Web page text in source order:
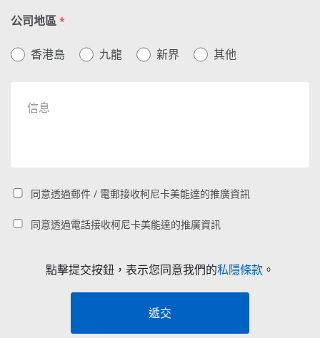
公司地區 *
香港島 九龍 新界 其他
同意透過郵件 / 電郵接收柯尼卡美能達的推廣資訊
同意透過電話接收柯尼卡美能達的推廣資訊
點擊提交按鈕，表示您同意我們的私隱條款 。
遞交